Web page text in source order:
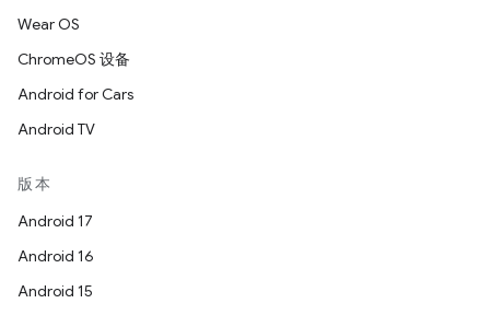
Wear OS
ChromeOS 设备
Android for Cars
Android TV
版本
Android 17
Android 16
Android 15